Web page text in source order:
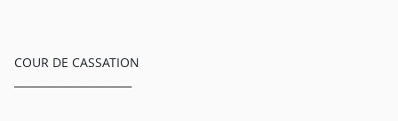
COUR DE CASSATION